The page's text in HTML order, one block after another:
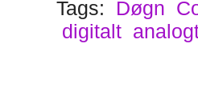
Tags:
Døgn
digitalt